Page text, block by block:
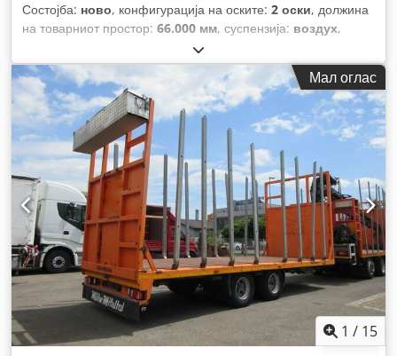
Состојба: ново, конфигурација на оските: 2 оски, должина
на товарниот простор: 66.000 мм, суспензија: воздух,
275/70-22,5
Мал оглас
1 / 15